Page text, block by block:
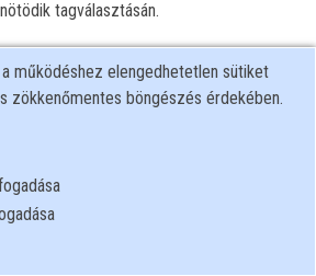
tagválasztásán.
működéshez elengedhetetlen sütiket
zökkenőmentes böngészés érdekében.